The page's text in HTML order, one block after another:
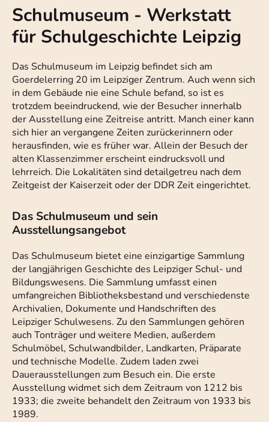
Schulmuseum - Werkstatt
für Schulgeschichte Leipzig
Das Schulmuseum im Leipzig befindet sich am
Goerdelerring 20 im Leipziger Zentrum. Auch wenn sich
in dem Gebäude nie eine Schule befand, so ist es
trotzdem beeindruckend, wie der Besucher innerhalb
der Ausstellung eine Zeitreise antritt. Manch einer kann
sich hier an vergangene Zeiten zurückerinnern oder
herausfinden, wie es früher war. Allein der Besuch der
alten Klassenzimmer erscheint eindrucksvoll und
lehrreich. Die Lokalitäten sind detailgetreu nach dem
Zeitgeist der Kaiserzeit oder der DDR Zeit eingerichtet.
Das Schulmuseum und sein
Ausstellungsangebot
Das Schulmuseum bietet eine einzigartige Sammlung
der langjährigen Geschichte des Leipziger Schul- und
Bildungswesens. Die Sammlung umfasst einen
umfangreichen Bibliotheksbestand und verschiedenste
Archivalien, Dokumente und Handschriften des
Leipziger Schulwesens. Zu den Sammlungen gehören
auch Tonträger und weitere Medien, außerdem
Schulmöbel, Schulwandbilder, Landkarten, Präparate
und technische Modelle. Zudem laden zwei
Dauerausstellungen zum Besuch ein. Die erste
Ausstellung widmet sich dem Zeitraum von 1212 bis
1933; die zweite behandelt den Zeitraum von 1933 bis
1989.